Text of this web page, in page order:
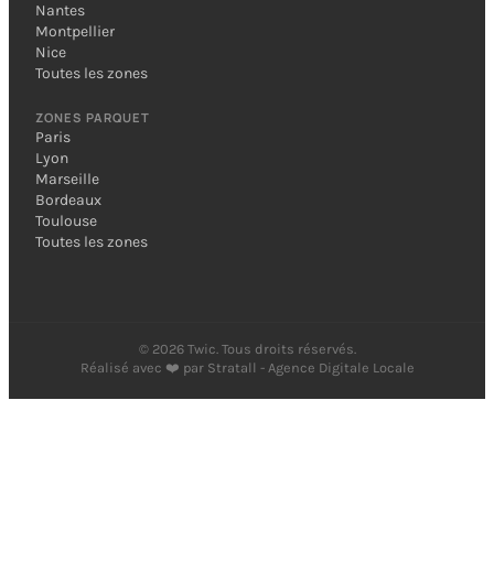
Nantes
Montpellier
Nice
Toutes les zones
ZONES PARQUET
Paris
Lyon
Marseille
Bordeaux
Toulouse
Toutes les zones
© 2026Twic. Tous droits réservés.
Réalisé avec ❤️ par Stratall - Agence Digitale Locale